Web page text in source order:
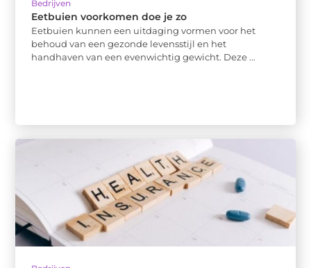
Bedrijven
Eetbuien voorkomen doe je zo
Eetbuien kunnen een uitdaging vormen voor het
behoud van een gezonde levensstijl en het
handhaven van een evenwichtig gewicht. Deze ...